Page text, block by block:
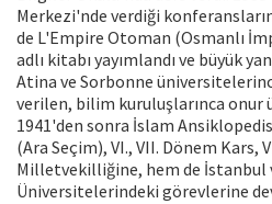
Merkezi'nde verdiği
de L'Empire Otoman (Osmanlı
adlı kitabı yayımlandı ve büyük
Atina ve Sorbonne
verilen, bilim kuruluşlarınca onur
1941'den sonra İslam
(Ara Seçim), VI., VII. Dönem Kars,
Milletvekilliğine, hem de İstanbul
Üniversitelerindeki görevlerine